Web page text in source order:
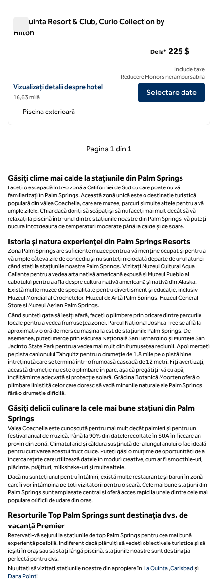
La Quinta Resort & Club, Curio Collection by
Hilton
Vizualizați detaliile hotelului pentru La Quinta Resort & Club, Curio
Vizualizați detalii despre hotel
16,63 milă
De la* 225 $
Include taxe
Reducere Honors nerambursabilă
Selectare date
Piscina exterioară
Pagina 1 din 1
Pagina anterioară, 1 din 1
Pagina 1 din 1
Găsiți clime mai calde la stațiunile din Palm Springs
Faceți o escapadă într-o zonă a Californiei de Sud cu care poate nu vă
familiarizați în Palm Springs. Această zonă unică este o destinație turistică
populară din vălea Coachella, care are muzee, parcuri și multe altele pentru a vă
umple zilele. Chiar dacă doriți să scăpați și să nu faceți mai mult decât să vă
relaxați la piscină într-unul dintre stațiunile noastre din Palm Springs, vă puteți
bucura întotdeauna de temperaturi moderate până la calde și de soare.
Istoria și natura experienței din Palm Springs Resorts
Zona Palm Springs are suficiente muzee pentru a vă menține ocupat și pentru a
vă umple câteva zile de concediu și nu sunteți niciodată departe de unul atunci
când stați la stațiunile noastre Palm Springs. Vizitați Muzeul Cultural Aqua
Caliente pentru a vedea arta nativă americană expusă și Muzeul Pueblo al
cabotului pentru a afla despre cultura nativă americană și nativă din Alaska.
Există multe muzee de specialitate pentru divertisment și educație, inclusiv
Muzeul Mondial al Crochetelor, Muzeul de Artă Palm Springs, Muzeul General
Store și Muzeul Aerian Palm Springs.
Când sunteți gata să ieșiți afară, faceți o plimbare prin oricare dintre parcurile
locale pentru a vedea frumusețea zonei. Parcul Național Joshua Tree se află la
aproximativ o oră de mers cu mașina la est de stațiunile Palm Springs. De
asemenea, puteți merge prin Pădurea Națională San Bernardino și Muntele San
Jacinto State Park pentru a vedea mai mult din frumusețea regiunii. Apoi mergeți
pe pista canionului Tahquitz pentru o drumeție de 1,8 mile pe o pistă bine
întreținută care se termină într-o frumoasă cascadă de 12 metri. Fiți avertizați,
această drumeție nu este o plimbare în parc, așa că pregătiți-vă cu apă,
încălțăminte adecvată și protecție solară. Grădina Botanică Moorten oferă o
plimbare liniștită celor care doresc să vadă minunile naturale ale Palm Springs
fără o drumeție dificilă.
Găsiți delicii culinare la cele mai bune stațiuni din Palm
Springs
Valea Coachella este cunoscută pentru mai mult decât palmieri și pentru un
festival anual de muzică. Până la 90% din datele recoltate în SUA în fiecare an
provin din zonă. Climatul arid și căldura susținută de-a lungul anului o fac ideală
pentru cultivarea acestui fruct dulce. Puteți găsi o mulțime de oportunități de a
încerca rețete care utilizează datele în moduri creative, cum ar fi smoothie-uri,
plăcinte, prăjituri, milkshake-uri și multe altele.
Dacă nu sunteți unul pentru întâlniri, există multe restaurante și baruri în zonă
care îi vor întâmpina pe toți vizitatorii pentru o seară. Cele mai bune stațiuni din
Palm Springs sunt amplasate central și oferă acces rapid la unele dintre cele mai
populare orificii de udare din oraș.
Resorturile Top Palm Springs sunt destinația dvs. de
vacanță Premier
Rezervați-vă sejurul la stațiunile de top Palm Springs pentru cea mai bună
experiență posibilă. Indiferent dacă plănuiți să vedeți obiectivele turistice și să
ieșiți în oraș sau să stați lângă piscină, stațiunile noastre sunt destinația
perfectă pentru dvs.
Nu uitați să vizitați stațiunile noastre din apropiere în La Quinta,Carlsbadși
Dana Point!